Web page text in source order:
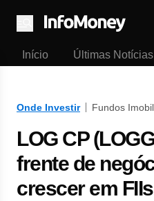
Menu
Início Últimas Notícias
Onde Investir Fundos
LOG CP
frente de
crescer em